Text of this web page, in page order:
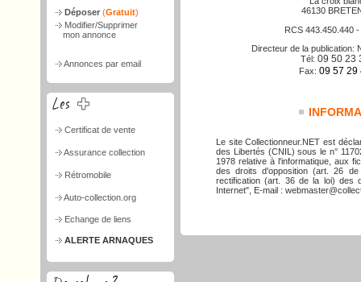
Déposer (Gratuit)
Modifier/Supprimer
mon annonce
Annonces par email
Certificat de vente
Assurance collection
Rétromobile
Auto-collection.org
Echange de liens
ALERTE ARNAQUES
46130
RCS 443.450.440
Directeur de la publication:
Tél: 09 50 23
Fax: 09 57 29
Le site Collectionneur.NET est
des Libertés (CNIL) sous le n°
1978 relative à l'informatique, aux
des droits d'opposition (art. 26
rectification (art. 36 de la loi) des
Internet", E-mail :